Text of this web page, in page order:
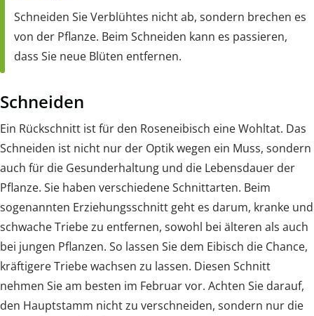
Schneiden Sie Verblühtes nicht ab, sondern brechen es
von der Pflanze. Beim Schneiden kann es passieren,
dass Sie neue Blüten entfernen.
Schneiden
Ein Rückschnitt ist für den Roseneibisch eine Wohltat. Das
Schneiden ist nicht nur der Optik wegen ein Muss, sondern
auch für die Gesunderhaltung und die Lebensdauer der
Pflanze. Sie haben verschiedene Schnittarten. Beim
sogenannten Erziehungsschnitt geht es darum, kranke und
schwache Triebe zu entfernen, sowohl bei älteren als auch
bei jungen Pflanzen. So lassen Sie dem Eibisch die Chance,
kräftigere Triebe wachsen zu lassen. Diesen Schnitt
nehmen Sie am besten im Februar vor. Achten Sie darauf,
den Hauptstamm nicht zu verschneiden, sondern nur die